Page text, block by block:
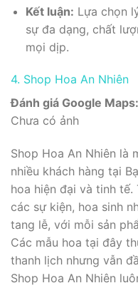
Kết luận: Lựa chọn
sự đa dạng, chất
mọi dịp.
4. Shop Hoa An Nhiên
Đánh giá Google Maps:
Chưa có ảnh
Shop Hoa An Nhiên là
nhiều khách hàng tại
hoa hiện đại và tinh
các sự kiện, hoa sinh
tang lễ, với mỗi sản
Các mẫu hoa tại đây
thanh lịch nhưng vẫn
Shop Hoa An Nhiên